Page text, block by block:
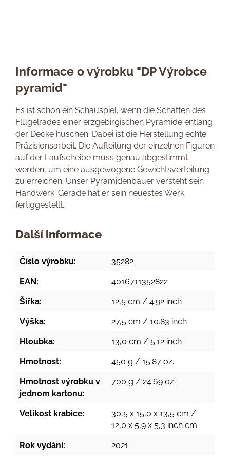
Informace o výrobku "DP Výrobce
pyramid"
Es ist schon ein Schauspiel, wenn die Schatten des
Flügelrades einer erzgebirgischen Pyramide entlang
der Decke huschen. Dabei ist die Herstellung echte
Präzisionsarbeit. Die Aufteilung der einzelnen Figuren
auf der Laufscheibe muss genau abgestimmt
werden, um eine ausgewogene Gewichtsverteilung
zu erreichen. Unser Pyramidenbauer versteht sein
Handwerk. Gerade hat er sein neuestes Werk
fertiggestellt.
Další informace
Číslo výrobku: 35282
EAN: 4016711352822
Šířka: 12,5 cm / 4.92 inch
Výška: 27,5 cm / 10.83 inch
Hloubka: 13,0 cm / 5.12 inch
Hmotnost: 450 g / 15.87 oz.
Hmotnost výrobku v
jednom kartonu:
700 g / 24.69 oz.
Velikost krabice:
30,5 x 15,0 x 13,5 cm /
12,0 x 5,9 x 5,3 inch cm
Rok vydání: 2021